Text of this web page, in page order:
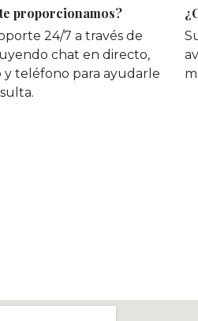
proporcionamos?
24/7 a través de
chat en directo,
teléfono para ayudarle